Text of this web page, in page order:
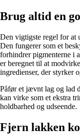
Brug altid en
Den vigtigste regel for at
Den fungerer som et
forhindrer pigmenterne i
er beregnet til at
ingredienser, der styrker
Påfør et jævnt lag og lad
kan virke som et ekstra
holdbarhed og udseende.
Fjern lakken